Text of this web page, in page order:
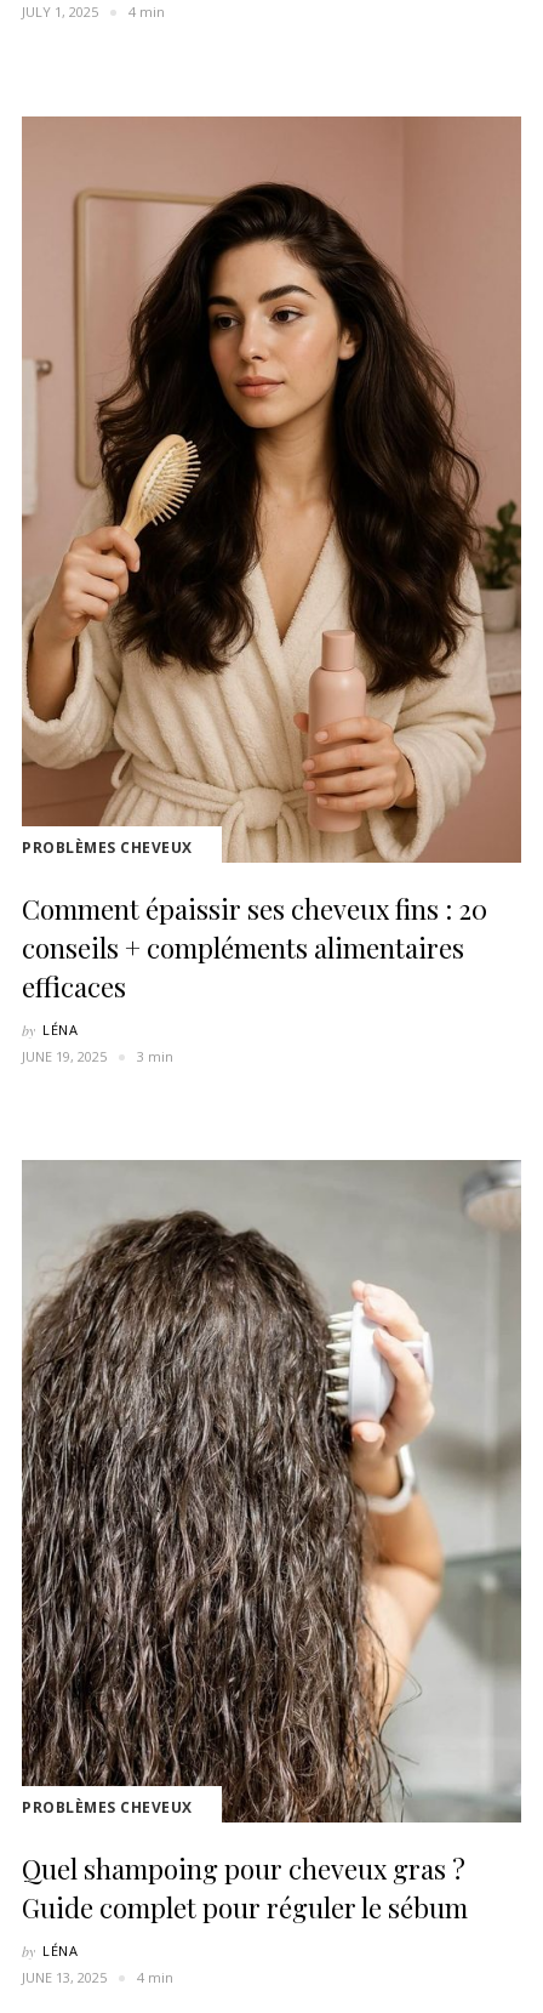
JULY 1, 2025
4 min
PROBLÈMES CHEVEUX
Comment épaissir ses cheveux fins : 20
conseils + compléments alimentaires
efficaces
by LÉNA
JUNE 19, 2025
3 min
PROBLÈMES CHEVEUX
Quel shampoing pour cheveux gras ?
Guide complet pour réguler le sébum
by LÉNA
JUNE 13, 2025
4 min